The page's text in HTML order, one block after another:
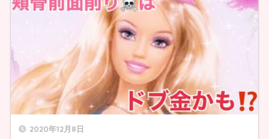
2020年12月8日